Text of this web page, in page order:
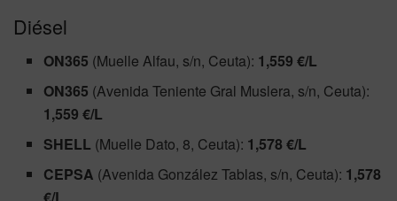
Diésel
ON365 (Muelle Alfau, s/n, Ceuta): 1,559 €/L
ON365 (Avenida Teniente Gral Muslera, s/n, Ceuta):
1,559 €/L
SHELL (Muelle Dato, 8, Ceuta): 1,578 €/L
CEPSA (Avenida González Tablas, s/n, Ceuta): 1,578